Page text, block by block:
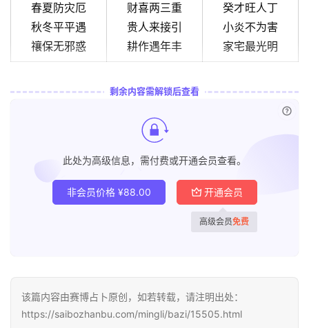
春夏防灾厄
秋冬平平遇
禳保无邪惑
财喜两三重
贵人来接引
耕作遇年丰
癸才旺人丁
小炎不为害
家宅最光明
剩余内容需解锁后查看
此处为高级信息，需付费或开通会员查看。
非会员价格 ¥88.00 开通会员
高级会员免费
该篇内容由赛博占卜原创，如若转载，请注明出处：
https://saibozhanbu.com/mingli/bazi/15505.html